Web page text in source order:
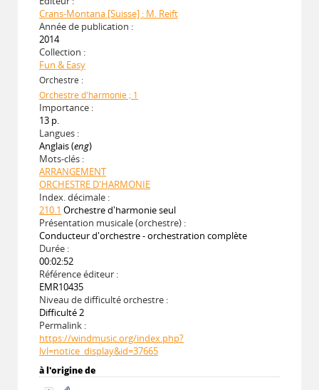
Crans-Montana [Suisse] : M. Reift
Année de publication :
2014
Collection :
Fun & Easy
Orchestre :
Orchestre d'harmonie ; 1
Importance :
13 p.
Langues :
Anglais (eng)
Mots-clés :
ARRANGEMENT
ORCHESTRE D'HARMONIE
Index. décimale :
210.1 Orchestre d'harmonie seul
Présentation musicale (orchestre) :
Conducteur d'orchestre - orchestration complète
Durée :
00:02:52
Référence éditeur :
EMR10435
Niveau de difficulté orchestre :
Difficulté 2
Permalink :
https://windmusic.org/index.php?
lvl=notice_display&id=37665
à l'origine de